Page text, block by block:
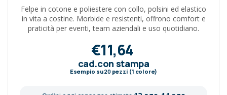
Felpe in cotone e poliestere con collo, polsini ed elastico
in vita a costine. Morbide e resistenti, offrono comfort e
praticità per eventi, team aziendali e uso quotidiano.
€11,64
cad.con stampa
Esempio su20pezzi (1 colore)